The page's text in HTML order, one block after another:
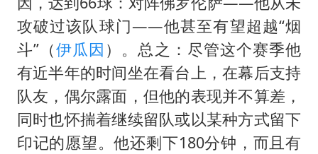
攻破过该队球门——他甚至有望超越“烟
斗”（伊瓜因 ）。总之：尽管这个赛季他
有近半年的时间坐在看台上，在幕后支持
队友，偶尔露面，但他的表现并不算差，
同时也怀揣着继续留队或以某种方式留下
印记的愿望。他还剩下180分钟，而且有